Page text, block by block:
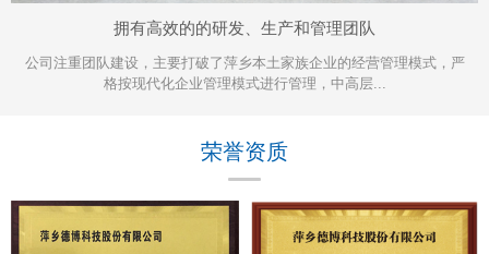
拥有高效的的研发、生产和管理团队
公司注重团队建设，主要打破了萍乡本土家族企业的经营管理模式，严
格按现代化企业管理模式进行管理，中高层...
荣誉资质